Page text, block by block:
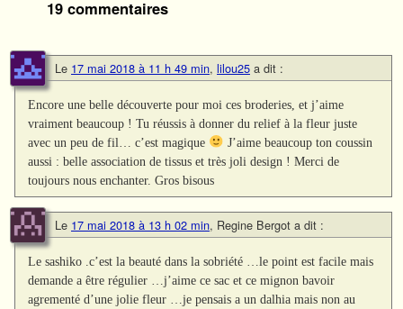
19 commentaires
Le 17 mai 2018 à 11 h 49 min, lilou25 a dit :
Encore une belle découverte pour moi ces broderies, et j’aime
vraiment beaucoup ! Tu réussis à donner du relief à la fleur juste
avec un peu de fil… c’est magique
J’aime beaucoup ton coussin
aussi : belle association de tissus et très joli design ! Merci de
toujours nous enchanter. Gros bisous
Le 17 mai 2018 à 13 h 02 min, Regine Bergot a dit :
Le sashiko .c’est la beauté dans la sobriété …le point est facile mais
demande a être régulier …j’aime ce sac et ce mignon bavoir
agrementé d’une jolie fleur …je pensais a un dalhia mais non au